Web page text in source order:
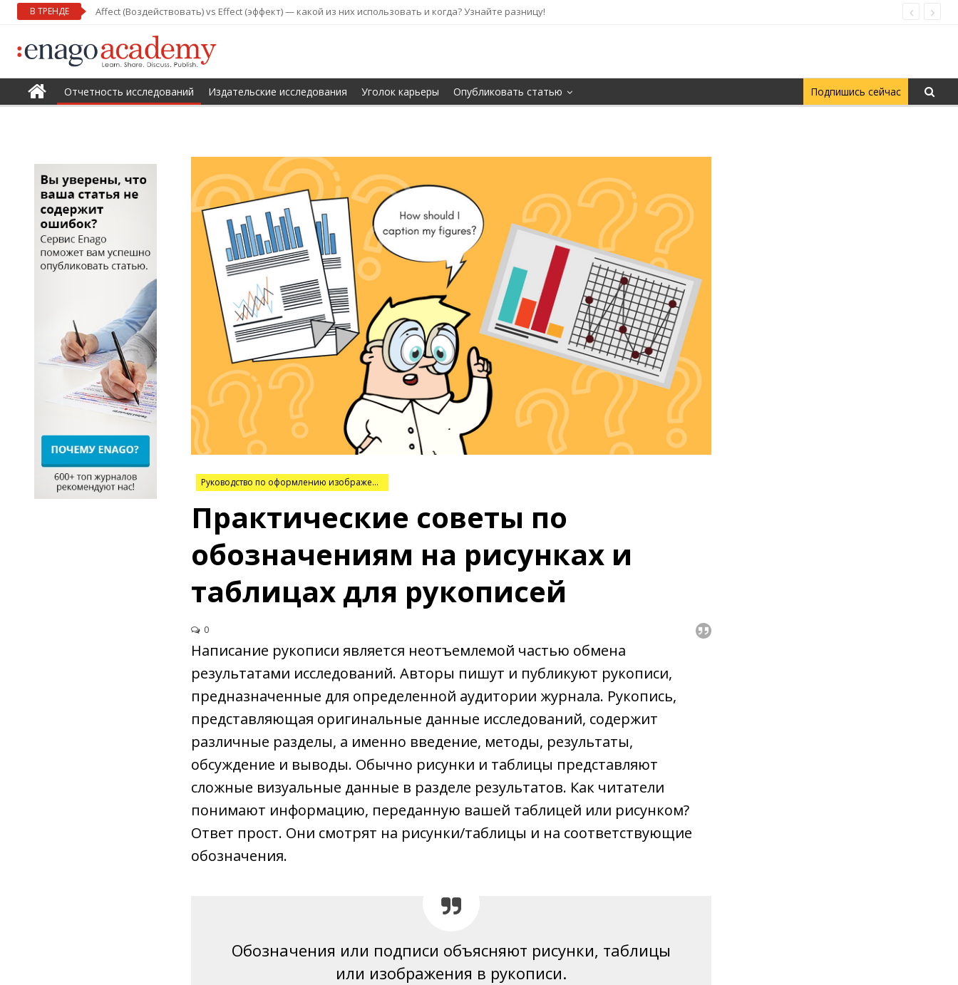
В ТРЕНДЕ Affect (Воздействовать) vs Effect (эффект) — какой из них использовать и когда? Узнайте разницу!
Отчетность исследований Издательские исследования Уголок карьеры Опубликовать статью Подпишись сейчас
Руководство по оформлению изображений
Практические советы по
обозначениям на рисунках и
таблицах для рукописей
0
Написание рукописи является неотъемлемой частью обмена
результатами исследований. Авторы пишут и публикуют рукописи,
предназначенные для определенной аудитории журнала. Рукопись,
представляющая оригинальные данные исследований, содержит
различные разделы, а именно введение, методы, результаты,
обсуждение и выводы. Обычно рисунки и таблицы представляют
сложные визуальные данные в разделе результатов. Как читатели
понимают информацию, переданную вашей таблицей или рисунком?
Ответ прост. Они смотрят на рисунки/таблицы и на соответствующие
обозначения.
Обозначения или подписи объясняют рисунки, таблицы
или изображения в рукописи.